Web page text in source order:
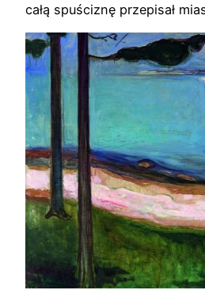
całą spuściznę przepisał